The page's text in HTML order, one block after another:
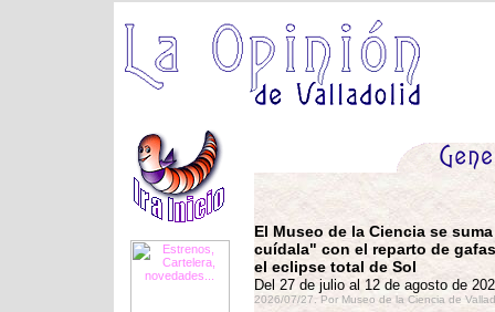
El Museo de la Ciencia se
cuídala" con el reparto de
el eclipse total de Sol
Del 27 de julio al 12 de agosto de
2026/07/27. Por Museo de la Ciencia de